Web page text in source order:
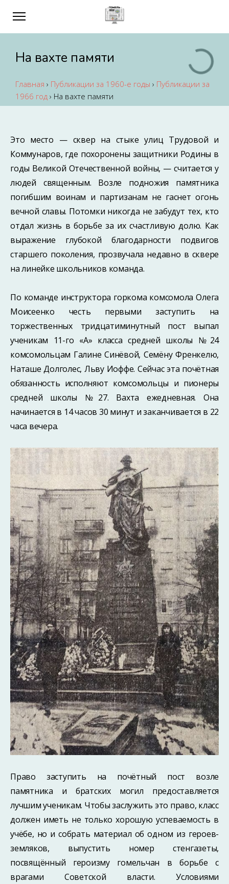
На вахте памяти
Главная › Публикации за 1960-е годы › Публикации за
1966 год › На вахте памяти
Это место — сквер на стыке улиц Трудовой и
Коммунаров, где похоронены защитники Родины в
годы Великой Отечественной войны, — считается у
людей священным. Возле подножия памятника
погибшим воинам и партизанам не гаснет огонь
вечной славы. Потомки никогда не забудут тех, кто
отдал жизнь в борьбе за их счастливую долю. Как
выражение глубокой благодарности подвигов
старшего поколения, прозвучала недавно в сквере
на линейке школьников команда.
По команде инструктора горкома комсомола Олега
Моисеенко честь первыми заступить на
торжественных тридцатиминутный пост выпал
ученикам 11-го «А» класса средней школы №24
комсомольцам Галине Синёвой, Семёну Френкелю,
Наташе Долголес, Льву Иоффе. Сейчас эта почётная
обязанность исполняют комсомольцы и пионеры
средней школы №27. Вахта ежедневная. Она
начинается в 14 часов 30 минут и заканчивается в 22
часа вечера.
Право заступить на почётный пост возле
памятника и братских могил предоставляется
лучшим ученикам. Чтобы заслужить это право, класс
должен иметь не только хорошую успеваемость в
учёбе, но и собрать материал об одном из героев-
земляков, выпустить номер стенгазеты,
посвящённый героизму гомельчан в борьбе с
врагами Советской власти. Условиями